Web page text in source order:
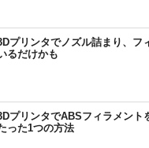
プリンタでノズル詰まり、フ
るだけかも
プリンタでABSフィラメント
った1つの方法